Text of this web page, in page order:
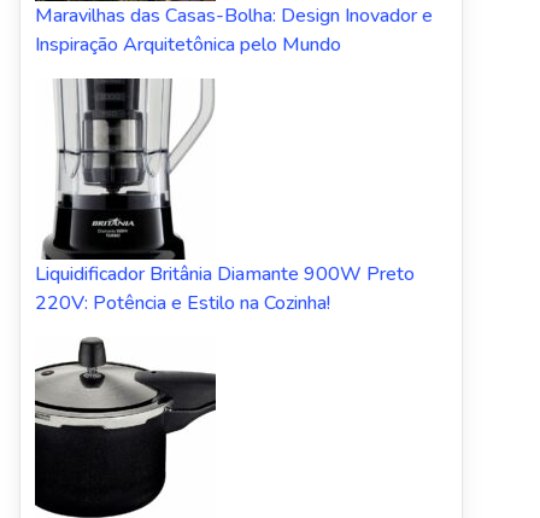
Maravilhas das Casas-Bolha: Design Inovador e
Inspiração Arquitetônica pelo Mundo
Liquidificador Britânia Diamante 900W Preto
220V: Potência e Estilo na Cozinha!